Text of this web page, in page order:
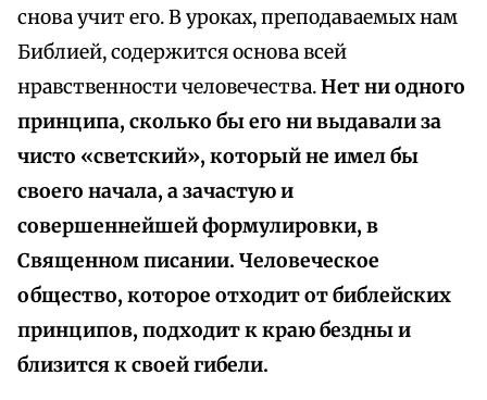
снова учит его. В уроках, преподаваемых нам
Библией, содержится основа всей
нравственности человечества.Нет ни одного
принципа, сколько бы его ни выдавали за
чисто «светский», который не имел бы
своего начала, а зачастую и
совершеннейшей формулировки, в
Священном писании. Человеческое
общество, которое отходит от библейских
принципов, подходит к краю бездны и
близится к своей гибели.